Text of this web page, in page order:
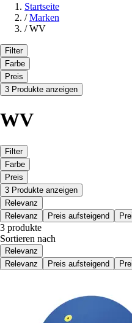
Startseite
/ Marken
/ WV
Filter
Farbe
Preis
3 Produkte anzeigen
WV
Filter
Farbe
Preis
3 Produkte anzeigen
Relevanz
Relevanz
Preis aufsteigend
3 produkte
Sortieren nach
Relevanz
Relevanz
Preis aufsteigend